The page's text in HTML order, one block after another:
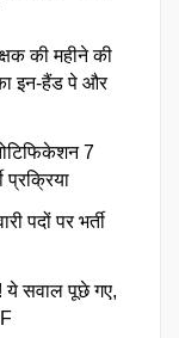
की महीने की
इन-हैंड पे और
7
प्रक्रिया
पदों पर भर्ती
सवाल पूछे गए,